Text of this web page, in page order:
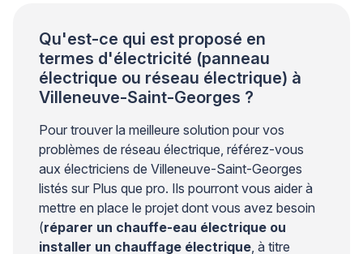
Qu'est-ce qui est proposé en
termes d'électricité (panneau
électrique ou réseau électrique) à
Villeneuve-Saint-Georges ?
Pour trouver la meilleure solution pour vos
problèmes de réseau électrique, référez-vous
aux électriciens de Villeneuve-Saint-Georges
listés sur Plus que pro. Ils pourront vous aider à
mettre en place le projet dont vous avez besoin
(réparer un chauffe-eau électrique ou
installer un chauffage électrique, à titre